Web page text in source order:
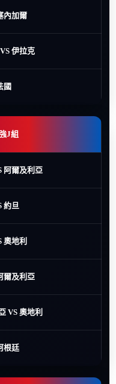
內加爾
伊拉克
國
J組
阿爾及利亞
約旦
奧地利
爾及利亞
VS 奧地利
根廷